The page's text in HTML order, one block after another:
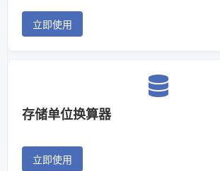
立即使用
存储单位换算器
立即使用